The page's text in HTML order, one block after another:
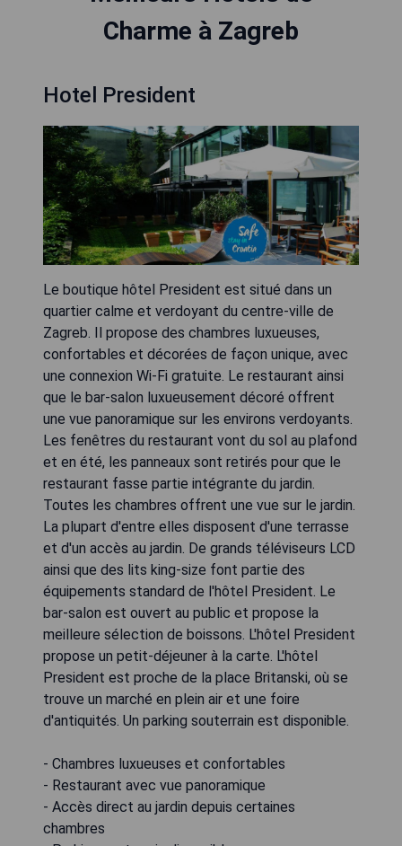
Charme à Zagreb
Hotel President
Le boutique hôtel President est situé dans un
quartier calme et verdoyant du centre-ville de
Zagreb. Il propose des chambres luxueuses,
confortables et décorées de façon unique, avec
une connexion Wi-Fi gratuite. Le restaurant ainsi
que le bar-salon luxueusement décoré offrent
une vue panoramique sur les environs verdoyants.
Les fenêtres du restaurant vont du sol au plafond
et en été, les panneaux sont retirés pour que le
restaurant fasse partie intégrante du jardin.
Toutes les chambres offrent une vue sur le jardin.
La plupart d'entre elles disposent d'une terrasse
et d'un accès au jardin. De grands téléviseurs LCD
ainsi que des lits king-size font partie des
équipements standard de l'hôtel President. Le
bar-salon est ouvert au public et propose la
meilleure sélection de boissons. L'hôtel President
propose un petit-déjeuner à la carte. L'hôtel
President est proche de la place Britanski, où se
trouve un marché en plein air et une foire
d'antiquités. Un parking souterrain est disponible.
- Chambres luxueuses et confortables
- Restaurant avec vue panoramique
- Accès direct au jardin depuis certaines
chambres